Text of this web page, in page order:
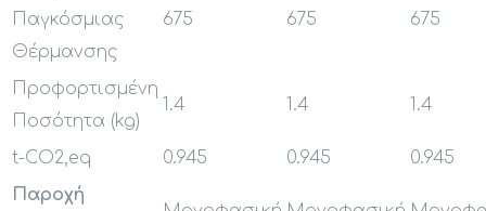
Παγκόσμιας
Θέρμανσης
675 675 675
Προφορτισμένη
Ποσότητα (kg)
1.4 1.4 1.4
t-CO2,eq 0.945 0.945
0.945
Παροχή